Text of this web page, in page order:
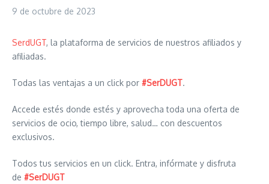
9 de octubre de 2023
SerdUGT, la plataforma de servicios de nuestros afiliados y
afiliadas.
Todas las ventajas a un click por #SerDUGT.
Accede estés donde estés y aprovecha toda una oferta de
servicios de ocio, tiempo libre, salud… con descuentos
exclusivos.
Todos tus servicios en un click. Entra, infórmate y disfruta
de #SerDUGT